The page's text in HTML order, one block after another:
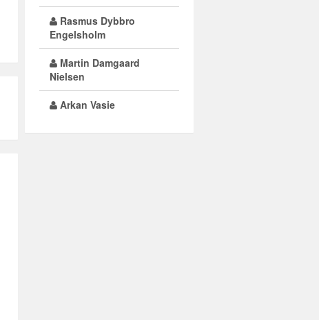
Rasmus Dybbro
Engelsholm
Martin Damgaard
Nielsen
Arkan Vasie